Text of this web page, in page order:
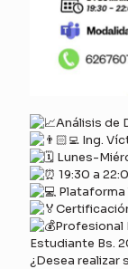
Análisis de
Ing.
Lunes-
19:30 a
Plataforma
Profesional
Estudiante Bs.
¿Desea realizar